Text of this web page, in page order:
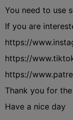
You need to use
If you are
https://
https://
https://
Thank you for
Have a nice day